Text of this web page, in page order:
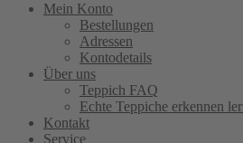
Mein Konto
Bestellungen
Adressen
Kontodetails
Über uns
Teppich FAQ
Echte Teppiche erkennen
Kontakt
Service